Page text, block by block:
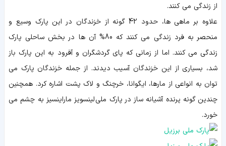
از زندگی می کنند.
علاوه بر ماهی ها، حدود 42 گونه از خزندگان در این پارک وسیع و
منحصر به فرد زندگی می کنند که 80% آن ها در بخش ساحلی پارک
زندگی می کنند. اما از زمانی که پای گردشگران و آفرود به این پارک باز
شد، بسیاری از این خزندگان آسیب دیدند. از جمله خزندگان پارک می
توان به انواعی از مارها، ایگوانا، خرچنگ و لاک پشت اشاره کرد. همچنین
چندین گونه پرنده آشیانه ساز در پارک ملی لینسویز ماراینسیز به چشم می
خورد.